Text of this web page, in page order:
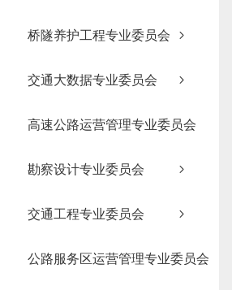
桥隧养护工程专业委员会
交通大数据专业委员会
高速公路运营管理专业委员会
勘察设计专业委员会
交通工程专业委员会
公路服务区运营管理专业委员会